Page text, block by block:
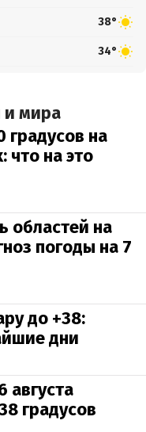
38°
34°
и мира
на
на это
областей на
погоды на 7
до +38:
дни
августа
градусов